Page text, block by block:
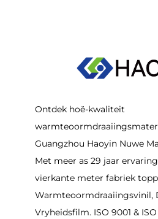
Ontdek hoë-kwaliteit
Guangzhou Haoyin Nuwe
Met meer as 29 jaar
vierkante meter fabriek
Warmteoormdraaiingsvinil,
Vryheidsfilm. ISO 9001 &